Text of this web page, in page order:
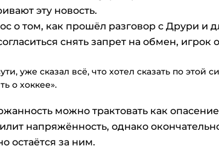
эту новость.
о том, как прошёл разговор с Друри и
снять запрет на обмен, игрок
уже сказал всё, что хотел сказать по этой
о хоккее».
можно трактовать как
напряжённость, однако
остаётся за ним.